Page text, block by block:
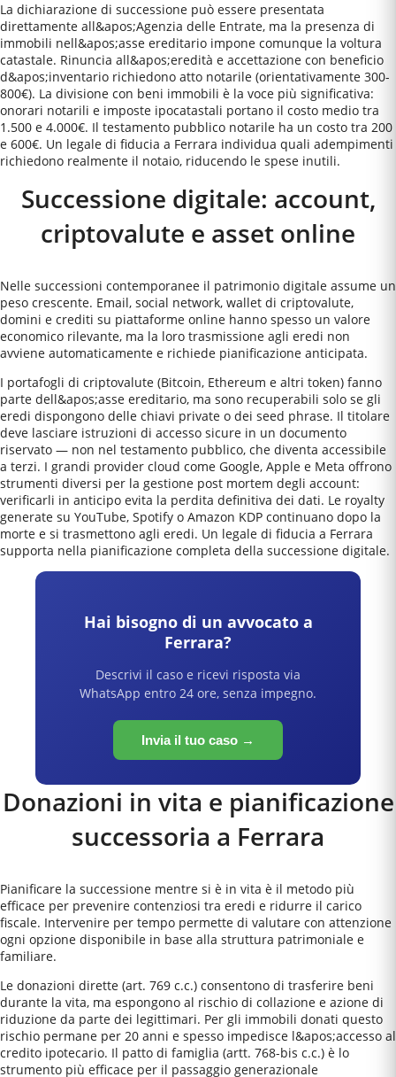
La dichiarazione di successione può essere presentata
direttamente all&apos;Agenzia delle Entrate, ma la presenza di
immobili nell&apos;asse ereditario impone comunque la voltura
catastale. Rinuncia all&apos;eredità e accettazione con beneficio
d&apos;inventario richiedono atto notarile (orientativamente 300-
800€). La divisione con beni immobili è la voce più significativa:
onorari notarili e imposte ipocatastali portano il costo medio tra
1.500 e 4.000€. Il testamento pubblico notarile ha un costo tra 200
e 600€. Un legale di fiducia a Ferrara individua quali adempimenti
richiedono realmente il notaio, riducendo le spese inutili.
Successione digitale: account,
criptovalute e asset online
Nelle successioni contemporanee il patrimonio digitale assume un
peso crescente. Email, social network, wallet di criptovalute,
domini e crediti su piattaforme online hanno spesso un valore
economico rilevante, ma la loro trasmissione agli eredi non
avviene automaticamente e richiede pianificazione anticipata.
I portafogli di criptovalute (Bitcoin, Ethereum e altri token) fanno
parte dell&apos;asse ereditario, ma sono recuperabili solo se gli
eredi dispongono delle chiavi private o dei seed phrase. Il titolare
deve lasciare istruzioni di accesso sicure in un documento
riservato — non nel testamento pubblico, che diventa accessibile
a terzi. I grandi provider cloud come Google, Apple e Meta offrono
strumenti diversi per la gestione post mortem degli account:
verificarli in anticipo evita la perdita definitiva dei dati. Le royalty
generate su YouTube, Spotify o Amazon KDP continuano dopo la
morte e si trasmettono agli eredi. Un legale di fiducia a Ferrara
supporta nella pianificazione completa della successione digitale.
Hai bisogno di un avvocato a
Ferrara?
Descrivi il caso e ricevi risposta via
WhatsApp entro 24 ore, senza impegno.
Invia il tuo caso →
Donazioni in vita e pianificazione
successoria a Ferrara
Pianificare la successione mentre si è in vita è il metodo più
efficace per prevenire contenziosi tra eredi e ridurre il carico
fiscale. Intervenire per tempo permette di valutare con attenzione
ogni opzione disponibile in base alla struttura patrimoniale e
familiare.
Le donazioni dirette (art. 769 c.c.) consentono di trasferire beni
durante la vita, ma espongono al rischio di collazione e azione di
riduzione da parte dei legittimari. Per gli immobili donati questo
rischio permane per 20 anni e spesso impedisce l&apos;accesso al
credito ipotecario. Il patto di famiglia (artt. 768-bis c.c.) è lo
strumento più efficace per il passaggio generazionale